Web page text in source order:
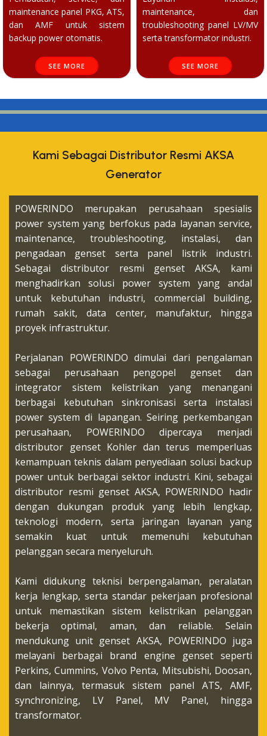
maintenance panel PKG, ATS,
dan AMF untuk sistem
backup power otomatis.
SEE MORE
maintenance, dan
troubleshooting panel LV/MV
serta transformator industri.
SEE MORE
Kami Sebagai Distributor Resmi AKSA
Generator
POWERINDO merupakan perusahaan spesialis
power system yang berfokus pada layanan service,
maintenance, troubleshooting, instalasi, dan
pengadaan genset serta panel listrik industri.
Sebagai distributor resmi genset AKSA, kami
menghadirkan solusi power system yang andal
untuk kebutuhan industri, commercial building,
rumah sakit, data center, manufaktur, hingga
proyek infrastruktur.
Perjalanan POWERINDO dimulai dari pengalaman
sebagai perusahaan pengopel genset dan
integrator sistem kelistrikan yang menangani
berbagai kebutuhan sinkronisasi serta instalasi
power system di lapangan. Seiring perkembangan
perusahaan, POWERINDO dipercaya menjadi
distributor genset Kohler dan terus memperluas
kemampuan teknis dalam penyediaan solusi backup
power untuk berbagai sektor industri. Kini, sebagai
distributor resmi genset AKSA, POWERINDO hadir
dengan dukungan produk yang lebih lengkap,
teknologi modern, serta jaringan layanan yang
semakin kuat untuk memenuhi kebutuhan
pelanggan secara menyeluruh.
Kami didukung teknisi berpengalaman, peralatan
kerja lengkap, serta standar pekerjaan profesional
untuk memastikan sistem kelistrikan pelanggan
bekerja optimal, aman, dan reliable. Selain
mendukung unit genset AKSA, POWERINDO juga
melayani berbagai brand engine genset seperti
Perkins, Cummins, Volvo Penta, Mitsubishi, Doosan,
dan lainnya, termasuk sistem panel ATS, AMF,
synchronizing, LV Panel, MV Panel, hingga
transformator.